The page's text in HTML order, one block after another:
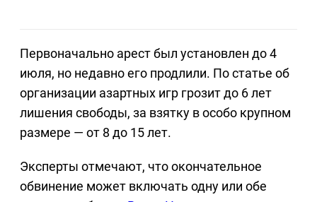
Первоначально арест был установлен до 4
июля, но недавно его продлили. По статье об
организации азартных игр грозит до 6 лет
лишения свободы, за взятку в особо крупном
размере — от 8 до 15 лет.
Эксперты отмечают, что окончательное
обвинение может включать одну или обе